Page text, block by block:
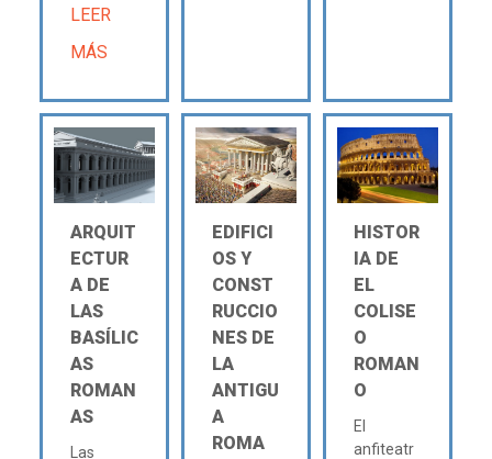
LEER
MÁS
ARQUIT
ECTUR
A DE
LAS
BASÍLIC
AS
ROMAN
AS
Las
EDIFICI
OS Y
CONST
RUCCIO
NES DE
LA
ANTIGU
A
ROMA
HISTOR
IA DE
EL
COLISE
O
ROMAN
O
El
anfiteatr